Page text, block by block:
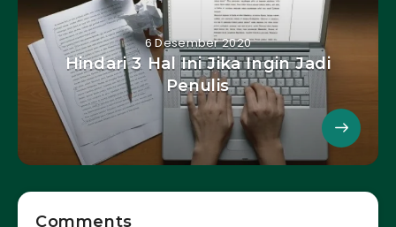
6 Desember 2020
Hindari 3 Hal Ini Jika Ingin Jadi
Penulis
Comments